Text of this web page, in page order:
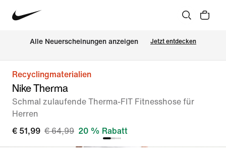
Alle Neuerscheinungen anzeigen Jetzt entdecken
Recyclingmaterialien
Nike Therma
Schmal zulaufende Therma-FIT Fitnesshose für
Herren
€ 51,99 € 64,99 20 % Rabatt